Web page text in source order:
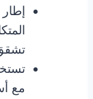
مع